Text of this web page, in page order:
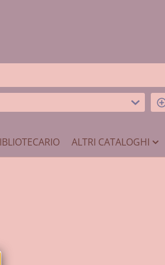
ALTRI CATALOGHI